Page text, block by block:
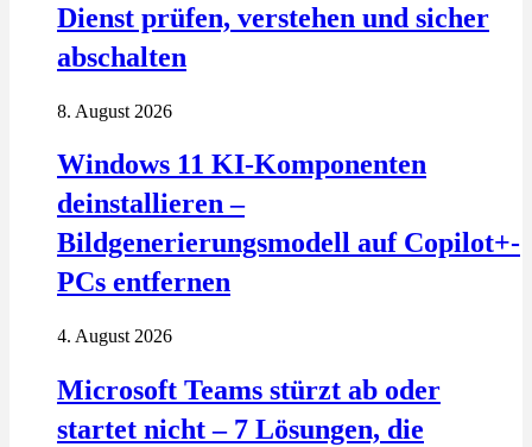
Dienst prüfen, verstehen und sicher
abschalten
8. August 2026
Windows 11 KI-Komponenten
deinstallieren –
Bildgenerierungsmodell auf Copilot+-
PCs entfernen
4. August 2026
Microsoft Teams stürzt ab oder
startet nicht – 7 Lösungen, die